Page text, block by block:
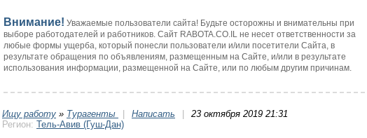
Внимание! Уважаемые пользователи сайта! Будьте осторожны и внимательны при
выборе работодателей и работников. Сайт RABOTA.CO.IL не несет ответственности за
любые формы ущерба, который понесли пользователи и/или посетители Сайта, в
результате обращения по объявлениям, размещенным на Сайте, и/или в результате
использования информации, размещенной на Сайте, или по любым другим причинам.
Ищу работу » Турагенты | Написать |
23 октября 2019 21:31
Регион: Тель-Авив (Гуш-Дан)